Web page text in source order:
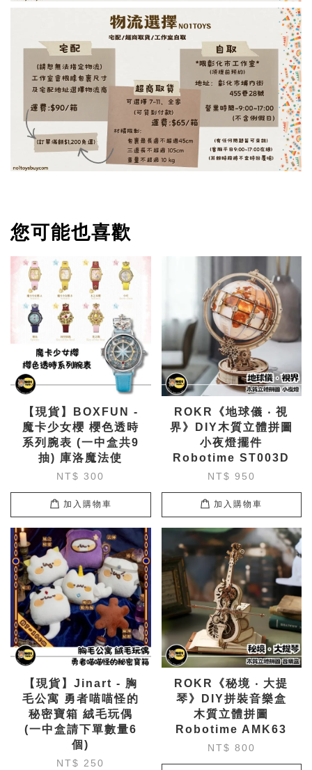
您可能也喜歡
【現貨】BOXFUN -
魔卡少女櫻 櫻色透時
系列腕表 (一中盒共9
抽) 庫洛魔法使
NT$ 300
加入購物車
ROKR《地球儀 ‧ 視
界》DIY木質立體拼圖
小夜燈擺件
Robotime ST003D
NT$ 950
加入購物車
【現貨】Jinart - 胸
毛公寓 勇者喵喵怪的
秘密寶箱 絨毛玩偶
(一中盒請下單數量6
個)
NT$ 250
ROKR《秘境 ‧ 大提
琴》DIY拼裝音樂盒
木質立體拼圖
Robotime AMK63
NT$ 800